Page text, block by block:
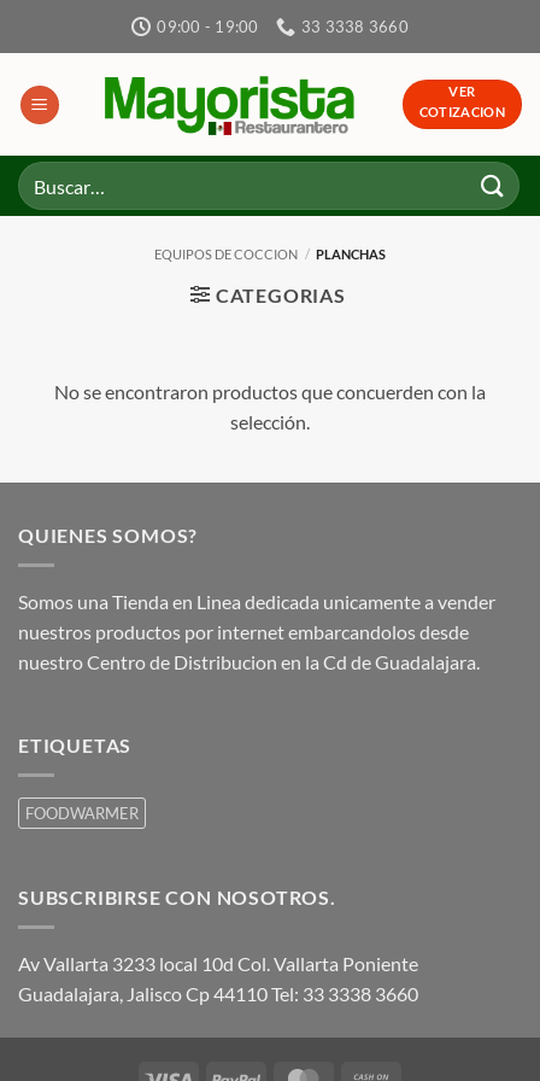
09:00 - 19:00 33 3338 3660
VER
COTIZACION
Buscar
por:
EQUIPOS DE COCCION / PLANCHAS
CATEGORIAS
No se encontraron productos que concuerden con la
selección.
QUIENES SOMOS?
Somos una Tienda en Linea dedicada unicamente a vender
nuestros productos por internet embarcandolos desde
nuestro Centro de Distribucion en la Cd de Guadalajara.
ETIQUETAS
FOODWARMER
SUBSCRIBIRSE CON NOSOTROS.
Av Vallarta 3233 local 10d Col. Vallarta Poniente
Guadalajara, Jalisco Cp 44110 Tel: 33 3338 3660